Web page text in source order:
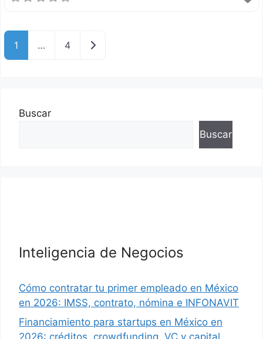
1 … 4 Entradas anteriores
Buscar
Buscar
Inteligencia de Negocios
Cómo contratar tu primer empleado en México
en 2026: IMSS, contrato, nómina e INFONAVIT
Financiamiento para startups en México en